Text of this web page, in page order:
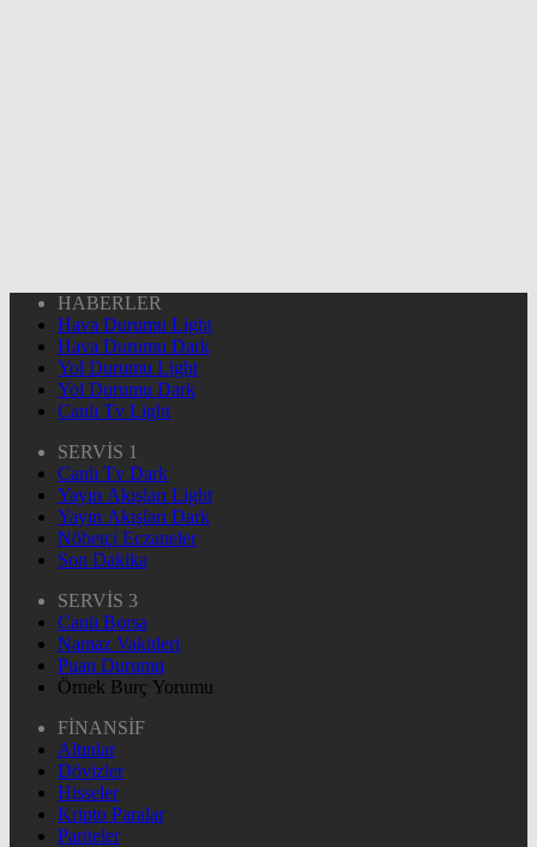
HABERLER
Hava Durumu Light
Hava Durumu Dark
Yol Durumu Light
Yol Durumu Dark
Canlı Tv Light
SERVİS 1
Canlı Tv Dark
Yayın Akışları Light
Yayın Akışları Dark
Nöbetçi Eczaneler
Son Dakika
SERVİS 3
Canlı Borsa
Namaz Vakitleri
Puan Durumu
Örnek Burç Yorumu
FİNANSİF
Altınlar
Dövizler
Hisseler
Kripto Paralar
Pariteler